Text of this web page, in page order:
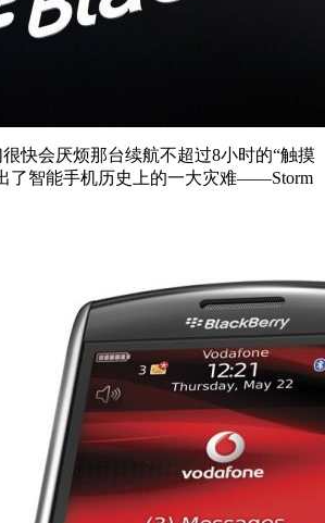
快会厌烦那台续航不超过8小时的“触摸
了智能手机历史上的一大灾难——Storm